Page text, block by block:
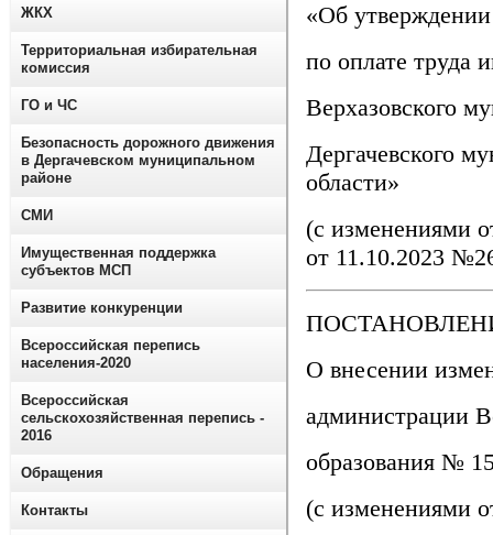
«Об
по оплате труда
Верхазовского
Дергачевского
области»
(с изменениями
от 11.10.2023
О внесении
администрации
образования №
(с изменениями
ЖКХ
Территориальная избирательная
комиссия
ГО и ЧС
Безопасность дорожного движения
в Дергачевском муниципальном
районе
СМИ
Имущественная поддержка
субъектов МСП
Развитие конкуренции
Всероссийская перепись
населения-2020
Всероссийская
сельскохозяйственная перепись -
2016
Обращения
Контакты